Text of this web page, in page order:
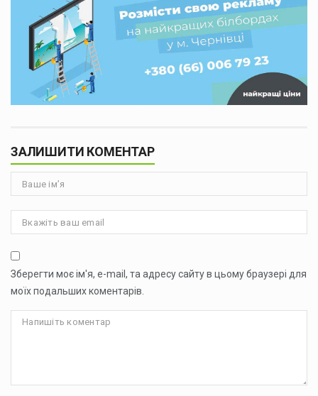
ЗАЛИШИТИ КОМЕНТАР
Зберегти моє ім'я, e-mail, та адресу сайту в цьому браузері для
моїх подальших коментарів.